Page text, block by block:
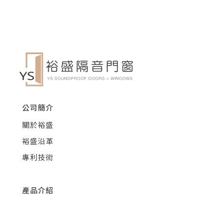
公司簡介
關於裕盛
裕盛沿革
專利技術
產品介紹